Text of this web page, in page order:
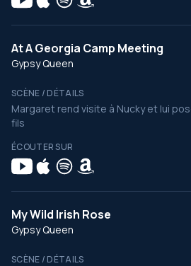
At A Georgia Camp Meeting
Gypsy Queen
SCÈNE / DÉTAILS
Margaret rend visite à Nucky et lui
fils
ÉCOUTER SUR
My Wild Irish Rose
Gypsy Queen
SCÈNE / DÉTAILS